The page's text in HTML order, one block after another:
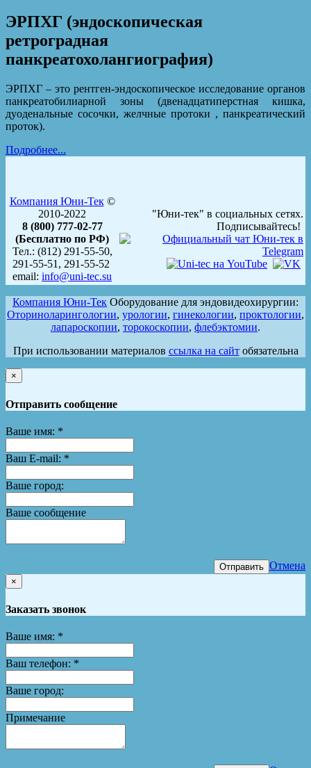
ЭРПХГ (эндоскопическая
ретроградная
панкреатохолангиография)
ЭРПХГ – это рентген-эндоскопическое исследование органов
панкреатобилиарной зоны (двенадцатиперстная кишка,
дуоденальные сосочки, желчные протоки , панкреатический
проток).
Подробнее...
Компания Юни-Тек©
2010-2022
8 (800) 777-02-77
(Бесплатно по РФ)
Тел.: (812) 291-55-50,
291-55-51, 291-55-52
email: info@uni-tec.su
"Юни-тек" в социальных сетях.
Подписывайтесь!
Компания Юни-Тек Оборудование для эндовидеохирургии:
Оториноларингологии, урологии, гинекологии, проктологии,
лапароскопии, торокоскопии, флебэктомии.
При использовании материалов ссылка на сайтобязательна
×
Отправить сообщение
Ваше имя: *
Ваш E-mail: *
Ваше город:
Ваше сообщение
Отправить Отмена
×
Заказать звонок
Ваше имя: *
Ваш телефон: *
Ваше город:
Примечание